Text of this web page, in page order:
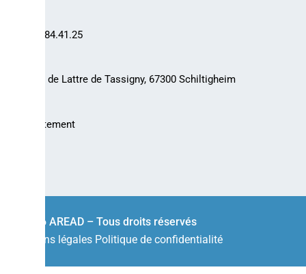
03.88.84.41.25
30 rue de Lattre de Tassigny, 67300 Schiltigheim
Recrutement
© 2026 AREAD – Tous droits réservés
Mentions légales Politique de confidentialité